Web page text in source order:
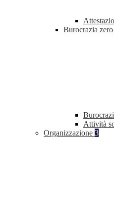
Burocrazia zero
Attività
Organizzazione 3